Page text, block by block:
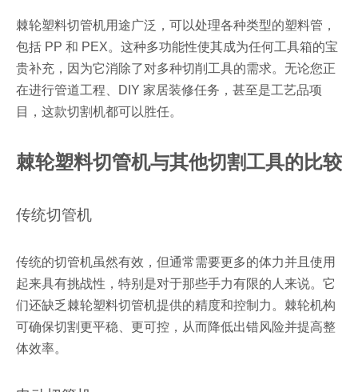
棘轮塑料切管机用途广泛，可以处理各种类型的塑料管，
包括 PP 和 PEX。这种多功能性使其成为任何工具箱的宝
贵补充，因为它消除了对多种切削工具的需求。无论您正
在进行管道工程、DIY 家居装修任务，甚至是工艺品项
目，这款切割机都可以胜任。
棘轮塑料切管机与其他切割工具的比较
传统切管机
传统的切管机虽然有效，但通常需要更多的体力并且使用
起来具有挑战性，特别是对于那些手力有限的人来说。它
们还缺乏棘轮塑料切管机提供的精度和控制力。棘轮机构
可确保切割更平稳、更可控，从而降低出错风险并提高整
体效率。